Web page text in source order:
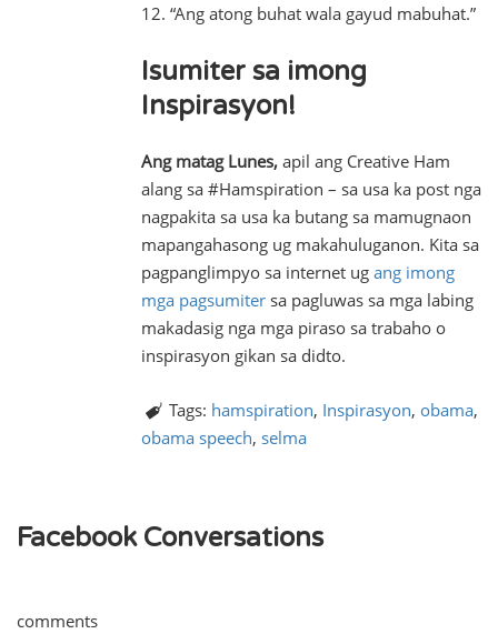
12. “Ang atong buhat wala gayud mabuhat.”
Isumiter sa imong
Inspirasyon!
Ang matag Lunes, apil ang Creative Ham
alang sa #Hamspiration – sa usa ka post nga
nagpakita sa usa ka butang sa mamugnaon
mapangahasong ug makahuluganon. Kita sa
pagpanglimpyo sa internet ug ang imong
mga pagsumiter sa pagluwas sa mga labing
makadasig nga mga piraso sa trabaho o
inspirasyon gikan sa didto.
Tags: hamspiration, Inspirasyon, obama,
obama speech, selma
Facebook Conversations
comments